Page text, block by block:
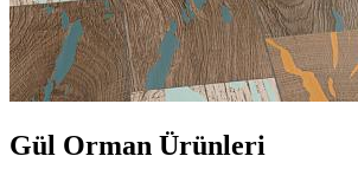
Gül Orman Ürünleri